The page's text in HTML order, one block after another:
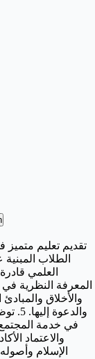
الطلاب
والأخلاق
الإسلام